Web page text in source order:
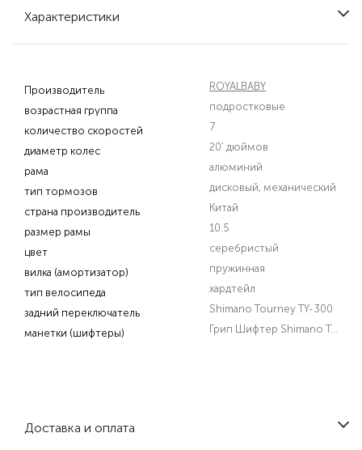
Характеристики
Производитель
ROYALBABY
возрастная группа
подростковые
количество скоростей
7
диаметр колес
20' дюймов
рама
алюминий
тип тормозов
дисковый, механический
страна производитель
Китай
размер рамы
10.5
цвет
серебристый
вилка (амортизатор)
пружинная
тип велосипеда
хардтейл
задний переключатель
Shimano Tourney TY-300
манетки (шифтеры)
Грип Шифтер Shimano Tourney, RS45
Доставка и оплата